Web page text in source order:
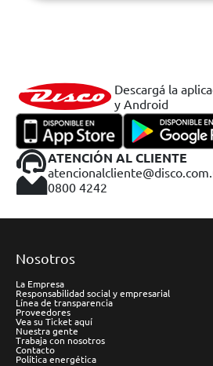
Descargá la
y Android
ATENCIÓN AL CLIENTE
0800 4242
Nosotros
La Empresa
Responsabilidad social y empresarial
Línea de transparencia
Proveedores
Vea su Ticket aquí
Nuestra gente
Trabaja con nosotros
Contacto
Política energética